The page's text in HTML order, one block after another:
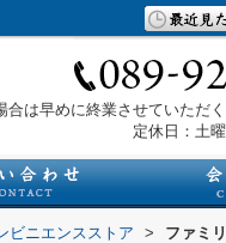
は早めに終業させていただ
定休日：土
ビニエンスストア >
ファミ